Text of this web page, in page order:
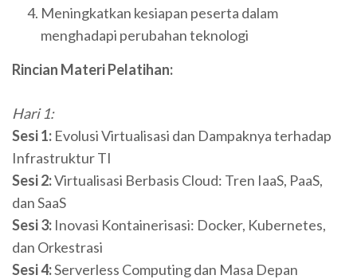
Meningkatkan kesiapan peserta dalam
menghadapi perubahan teknologi
Rincian Materi Pelatihan:
Hari 1:
Sesi 1: Evolusi Virtualisasi dan Dampaknya terhadap
Infrastruktur TI
Sesi 2:Virtualisasi Berbasis Cloud: Tren IaaS, PaaS,
dan SaaS
Sesi 3: Inovasi Kontainerisasi: Docker, Kubernetes,
dan Orkestrasi
Sesi 4:Serverless Computing dan Masa Depan